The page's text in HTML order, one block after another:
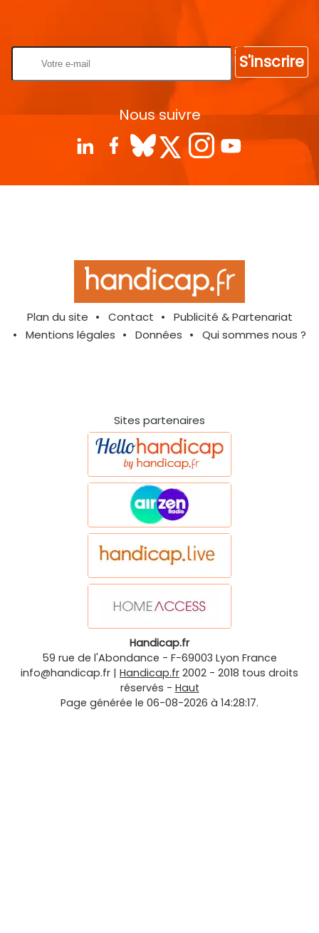
S'inscrire
Nous suivre
Plan du site Contact
Publicité & Partenariat
Mentions légales
Données Qui sommes nous ?
Sites partenaires
Handicap.fr
59 rue de l'Abondance - F-69003 Lyon France
info@handicap.fr | Handicap.fr 2002 - 2018 tous droits
réservés - Haut
Page générée le 06-08-2026 à 14:28:17.